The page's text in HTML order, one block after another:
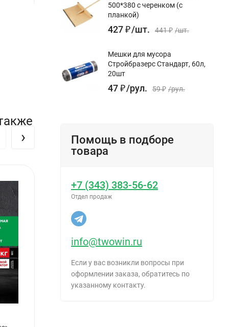
›
500*380 с черенком (с
планкой)
427₽/шт. 441₽ /шт.
Мешки для мусора
Стройбразерс Стандарт, 60л,
20шт
47₽/рул. 59₽ /рул.
Помощь в подборе
товара
+7 (343) 383-56-62
Отдел продаж
info@twowin.ru
Если у вас возникли вопросы при
оформлении заказа, обратитесь по
указанному контакту.